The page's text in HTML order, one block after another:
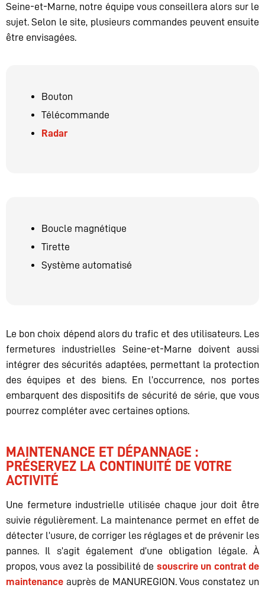
Seine-et-Marne, notre équipe vous conseillera alors sur le
sujet. Selon le site, plusieurs commandes peuvent ensuite
être envisagées.
Bouton
Télécommande
Radar
Boucle magnétique
Tirette
Système automatisé
Le bon choix dépend alors du trafic et des utilisateurs. Les
fermetures industrielles Seine-et-Marne doivent aussi
intégrer des sécurités adaptées, permettant la protection
des équipes et des biens. En l’occurrence, nos portes
embarquent des dispositifs de sécurité de série, que vous
pourrez compléter avec certaines options.
MAINTENANCE ET DÉPANNAGE :
PRÉSERVEZ LA CONTINUITÉ DE VOTRE
ACTIVITÉ
Une fermeture industrielle utilisée chaque jour doit être
suivie régulièrement. La maintenance permet en effet de
détecter l’usure, de corriger les réglages et de prévenir les
pannes. Il s’agit également d’une obligation légale. À
propos, vous avez la possibilité de souscrire un contrat de
maintenance auprès de MANUREGION. Vous constatez un